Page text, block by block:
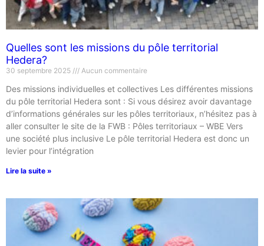
Quelles sont les missions du pôle territorial
Hedera?
30 septembre 2025 Aucun commentaire
Des missions individuelles et collectives Les différentes missions
du pôle territorial Hedera sont : Si vous désirez avoir davantage
d’informations générales sur les pôles territoriaux, n’hésitez pas à
aller consulter le site de la FWB : Pôles territoriaux – WBE Vers
une société plus inclusive Le pôle territorial Hedera est donc un
levier pour l’intégration
Lire la suite »